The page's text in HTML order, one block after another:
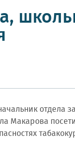
отдела
Макарова